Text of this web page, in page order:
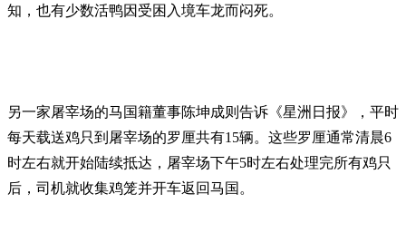
知，也有少数活鸭因受困入境车龙而闷死。
另一家屠宰场的马国籍董事陈坤成则告诉《星洲日报》，平时
每天载送鸡只到屠宰场的罗厘共有15辆。这些罗厘通常清晨6
时左右就开始陆续抵达，屠宰场下午5时左右处理完所有鸡只
后，司机就收集鸡笼并开车返回马国。